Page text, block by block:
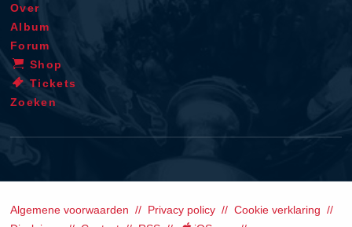
Over
Album
Forum
Shop
Tickets
Zoeken
Algemene voorwaarden Privacy policy
Cookie verklaring